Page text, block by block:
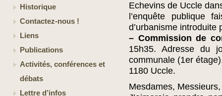
Historique
Contactez-nous !
Liens
Publications
Activités, conférences et
débats
Lettre d’infos
Echevins de Uccle
l’enquête publique
d’urbanisme introduite
– Commission de
15h35. Adresse du
communale (1er
1180 Uccle.
Mesdames, Messieurs,